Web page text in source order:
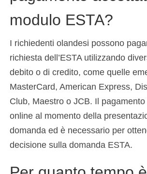
modulo ESTA?
I richiedenti olandesi possono
richiesta dell’ESTA utilizzando
debito o di credito, come quelle
MasterCard, American Express,
Club, Maestro o JCB. Il
online al momento della
domanda ed è necessario per
decisione sulla domanda ESTA.